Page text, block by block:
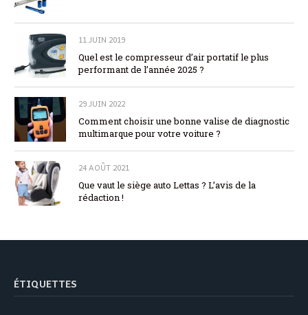
11 JUIN 2019
Quel est le compresseur d’air portatif le plus
performant de l’année 2025 ?
29 JUIN 2022
Comment choisir une bonne valise de diagnostic
multimarque pour votre voiture ?
24 AOÛT 2021
Que vaut le siège auto Lettas ? L’avis de la
rédaction !
ÉTIQUETTES